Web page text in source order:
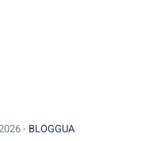
- BLOGGUA